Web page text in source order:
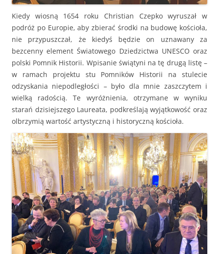
Kiedy wiosną 1654 roku Christian Czepko wyruszał w
podróż po Europie, aby zbierać środki na budowę kościoła,
nie przypuszczał, że kiedyś będzie on uznawany za
bezcenny element Światowego Dziedzictwa UNESCO oraz
polski Pomnik Historii. Wpisanie świątyni na tę drugą listę –
w ramach projektu stu Pomników Historii na stulecie
odzyskania niepodległości – było dla mnie zaszczytem i
wielką radością. Te wyróżnienia, otrzymane w wyniku
starań dzisiejszego Laureata, podkreślają wyjątkowość oraz
olbrzymią wartość artystyczną i historyczną kościoła.